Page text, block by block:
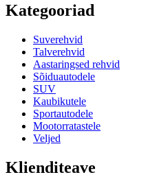
Kategooriad
Suverehvid
Talverehvid
Aastaringsed rehvid
Sõiduautodele
SUV
Kaubikutele
Sportautodele
Mootorratastele
Veljed
Klienditeave